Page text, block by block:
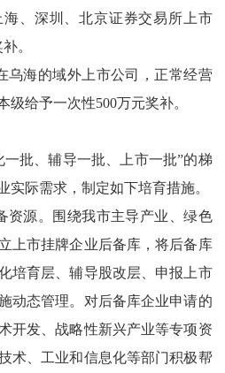
、深圳、北京证券交易所上市
。
海的域外上市公司，正常经营
级给予一次性500万元奖补。
批、辅导一批、上市一批”的梯
实际需求，制定如下培育措施。
源。围绕我市主导产业、绿色
上市挂牌企业后备库，将后备库
培育层、辅导股改层、申报上市
动态管理。对后备库企业申请的
开发、战略性新兴产业等专项资
术、工业和信息化等部门积极帮